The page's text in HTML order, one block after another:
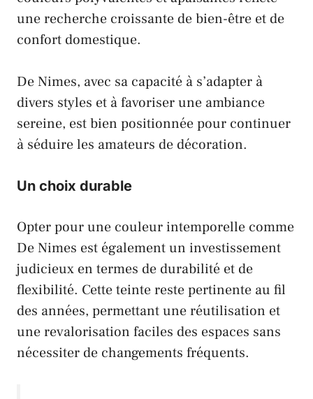
une recherche croissante de bien-être et de
confort domestique.
De Nimes, avec sa capacité à s’adapter à
divers styles et à favoriser une ambiance
sereine, est bien positionnée pour continuer
à séduire les amateurs de décoration.
Un choix durable
Opter pour une couleur intemporelle comme
De Nimes est également un investissement
judicieux en termes de durabilité et de
flexibilité. Cette teinte reste pertinente au fil
des années, permettant une réutilisation et
une revalorisation faciles des espaces sans
nécessiter de changements fréquents.